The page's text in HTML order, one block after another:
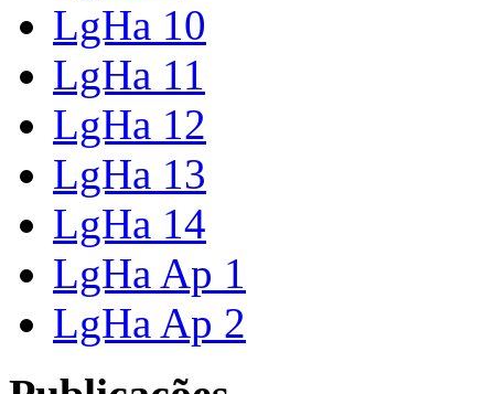
LgHa 10
LgHa 11
LgHa 12
LgHa 13
LgHa 14
LgHa Ap 1
LgHa Ap 2